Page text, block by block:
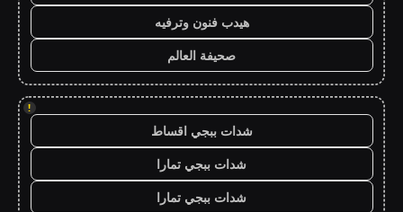
هيدب فنون وترفيه
صحيفة العالم
!
شدات ببجي اقساط
شدات ببجي تمارا
شدات ببجي تمارا